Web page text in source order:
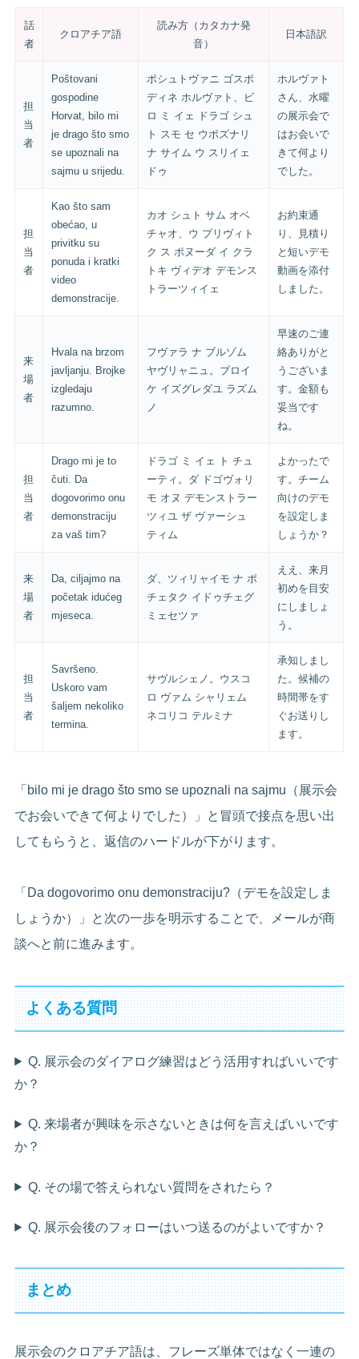
話
者
クロアチア語
読み方（カタカナ発
音）
日本語訳
担
当
者
Poštovani
gospodine
Horvat, bilo mi
je drago što smo
se upoznali na
sajmu u srijedu.
ポシュトヴァニ ゴスポ
ディネ ホルヴァト、ビ
ロ ミ イェ ドラゴ シュ
ト スモ セ ウポズナリ
ナ サイム ウ スリイェ
ドゥ
ホルヴァト
さん、水曜
の展示会で
はお会いで
きて何より
でした。
担
当
者
Kao što sam
obećao, u
privitku su
ponuda i kratki
video
demonstracije.
カオ シュト サム オベ
チャオ、ウ プリヴィト
ク ス ポヌーダ イ クラ
トキ ヴィデオ デモンス
トラーツィイェ
お約束通
り、見積り
と短いデモ
動画を添付
しました。
来
場
者
Hvala na brzom
javljanju. Brojke
izgledaju
razumno.
フヴァラ ナ ブルゾム
ヤヴリャニュ。ブロイ
ケ イズグレダユ ラズム
ノ
早速のご連
絡ありがと
うございま
す。金額も
妥当です
ね。
担
当
者
Drago mi je to
čuti. Da
dogovorimo onu
demonstraciju
za vaš tim?
ドラゴ ミ イェ ト チュ
ーティ。ダ ドゴヴォリ
モ オヌ デモンストラー
ツィユ ザ ヴァーシュ
ティム
よかったで
す。チーム
向けのデモ
を設定しま
しょうか？
来
場
者
Da, ciljajmo na
početak idućeg
mjeseca.
ダ、ツィリャイモ ナ ポ
チェタク イドゥチェグ
ミェセツァ
ええ、来月
初めを目安
にしましょ
う。
担
当
者
Savršeno.
Uskoro vam
šaljem nekoliko
termina.
サヴルシェノ。ウスコ
ロ ヴァム シャリェム
ネコリコ テルミナ
承知しまし
た。候補の
時間帯をす
ぐお送りし
ます。
「bilo mi je drago što smo se upoznali na sajmu（展示会
でお会いできて何よりでした）」と冒頭で接点を思い出
してもらうと、返信のハードルが下がります。
「Da dogovorimo onu demonstraciju?（デモを設定しま
しょうか）」と次の一歩を明示することで、メールが商
談へと前に進みます。
よくある質問
Q. 展示会のダイアログ練習はどう活用すればいいです
か？
Q. 来場者が興味を示さないときは何を言えばいいです
か？
Q. その場で答えられない質問をされたら？
Q. 展示会後のフォローはいつ送るのがよいですか？
まとめ
展示会のクロアチア語は、フレーズ単体ではなく一連の